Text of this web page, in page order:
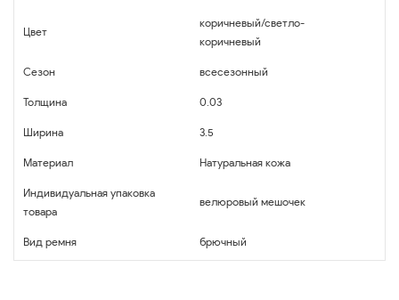
Цвет
коричневый/светло-
коричневый
Сезон всесезонный
Толщина 0.03
Ширина 3.5
Материал Натуральная кожа
Индивидуальная упаковка
товара
велюровый мешочек
Вид ремня брючный